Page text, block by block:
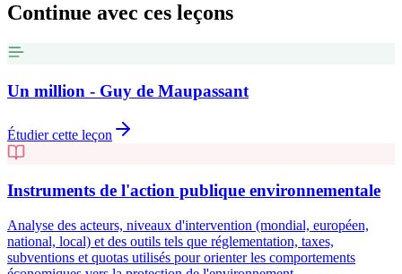
Continue avec ces leçons
Un million - Guy de Maupassant
Étudier cette leçon
Instruments de l'action publique environnementale
Analyse des acteurs, niveaux d'intervention (mondial, européen,
national, local) et des outils tels que réglementation, taxes,
subventions et quotas utilisés pour orienter les comportements